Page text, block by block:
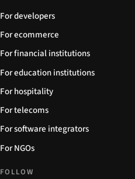
For developers
For ecommerce
For financial institutions
For education institutions
For hospitality
For telecoms
For software integrators
For NGOs
FOLLOW